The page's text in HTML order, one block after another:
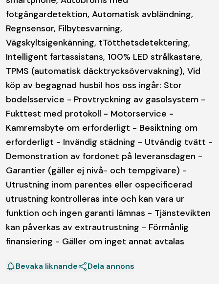
fotgängardetektion, Automatisk avbländning,
Regnsensor, Filbytesvarning,
Vägskyltsigenkänning, tTötthetsdetektering,
Intelligent fartassistans, 100% LED strålkastare,
TPMS (automatisk däcktrycksövervakning), Vid
köp av begagnad husbil hos oss ingår: Stor
bodelsservice - Provtryckning av gasolsystem -
Fukttest med protokoll - Motorservice -
Kamremsbyte om erforderligt - Besiktning om
erforderligt - Invändig städning - Utvändig tvätt -
Demonstration av fordonet på leveransdagen -
Garantier (gäller ej nivå- och tempgivare) -
Utrustning inom parentes eller ospecificerad
utrustning kontrolleras inte och kan vara ur
funktion och ingen garanti lämnas - Tjänstevikten
kan påverkas av extrautrustning - Förmånlig
finansiering - Gäller om inget annat avtalas
Bevaka liknande Dela annons